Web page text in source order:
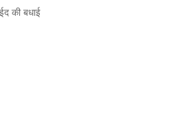
की बधाई